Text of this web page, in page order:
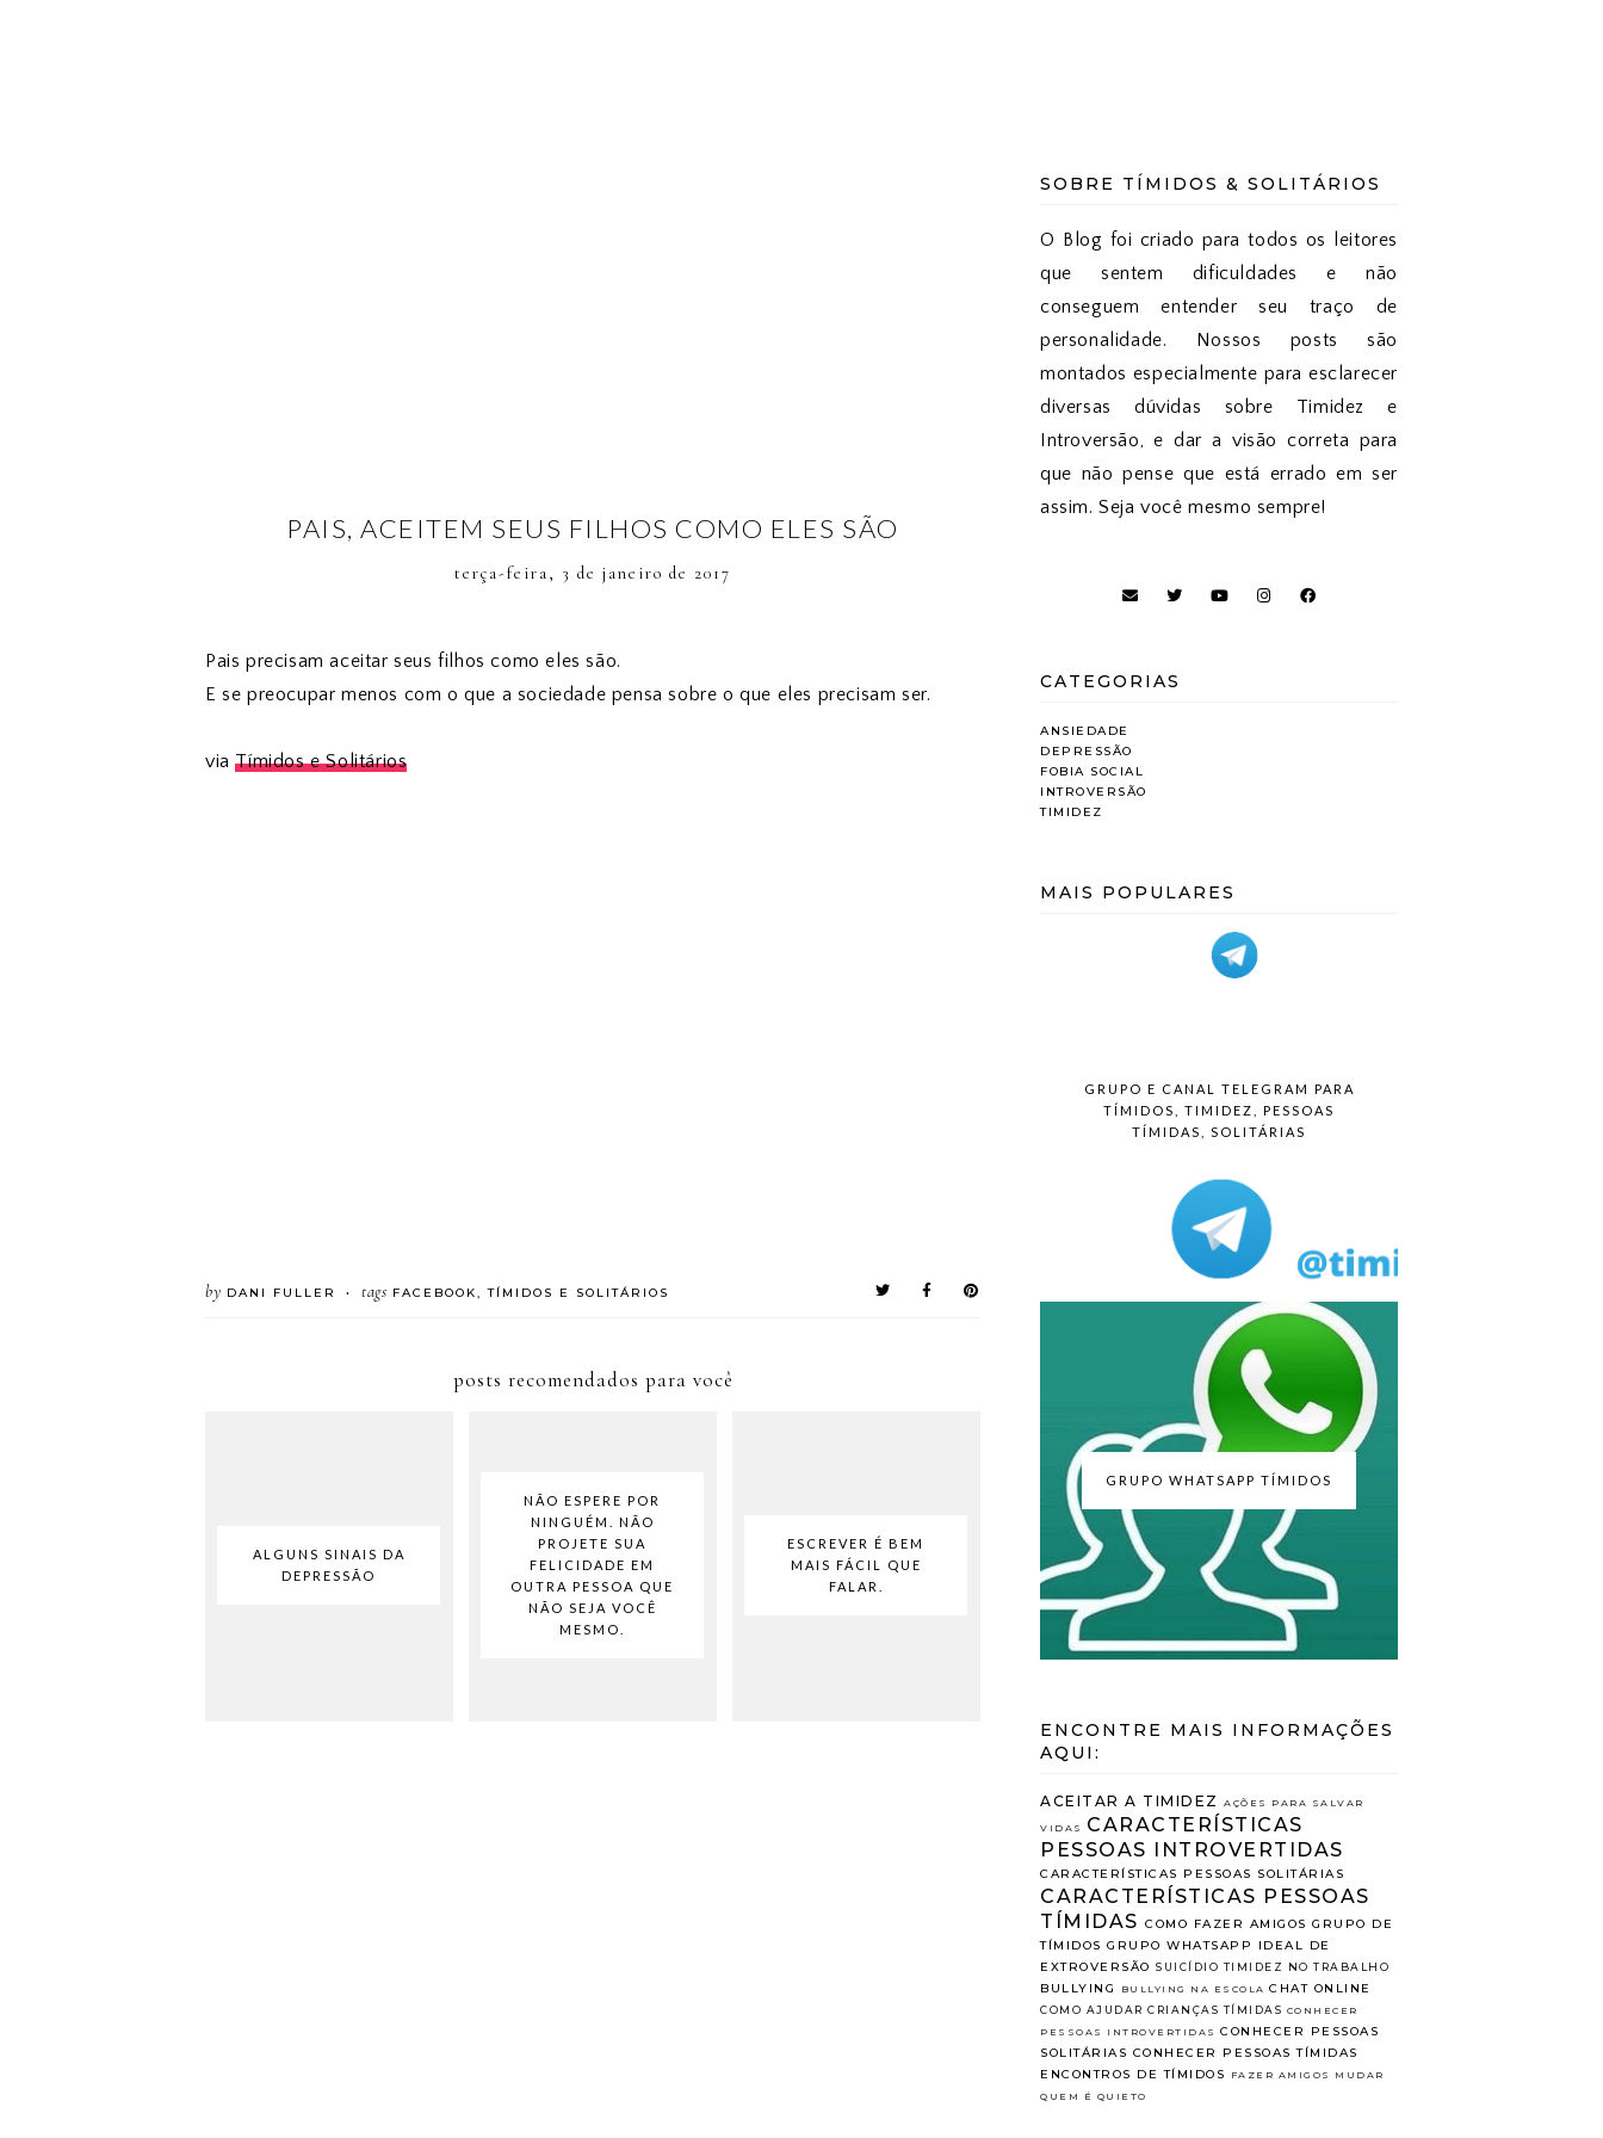
PAIS, ACEITEM SEUS FILHOS COMO ELES SÃO
terça-feira, 3 de janeiro de 2017
Pais precisam aceitar seus filhos como eles são.
E se preocupar menos com o que a sociedade pensa sobre o que eles precisam ser.
viaTímidos e Solitários
by DANI FULLER • tags FACEBOOK,TÍMIDOS E SOLITÁRIOS
posts recomendados para você
ALGUNS SINAIS DA
DEPRESSÃO
NÃO ESPERE POR
NINGUÉM. NÃO
PROJETE SUA
FELICIDADE EM
OUTRA PESSOA QUE
NÃO SEJA VOCÊ
MESMO.
ESCREVER É BEM
MAIS FÁCIL QUE
FALAR.
SOBRE TÍMIDOS & SOLITÁRIOS
O Blog foi criado para todos os leitores
que sentem dificuldades e não
conseguem entender seu traço de
personalidade. Nossos posts são
montados especialmente para esclarecer
diversas dúvidas sobre Timidez e
Introversão, e dar a visão correta para
que não pense que está errado em ser
assim. Seja você mesmo sempre!
CATEGORIAS
ANSIEDADE
DEPRESSÃO
FOBIA SOCIAL
INTROVERSÃO
TIMIDEZ
MAIS POPULARES
GRUPO E CANAL TELEGRAM PARA
TÍMIDOS, TIMIDEZ, PESSOAS
TÍMIDAS, SOLITÁRIAS
GRUPO WHATSAPP TÍMIDOS
ENCONTRE MAIS INFORMAÇÕES
AQUI:
ACEITAR A TIMIDEZ AÇÕES PARA SALVAR
VIDAS
CARACTERÍSTICAS
PESSOAS INTROVERTIDAS
CARACTERÍSTICAS PESSOAS SOLITÁRIAS
CARACTERÍSTICAS PESSOAS
TÍMIDAS COMO FAZER AMIGOS GRUPO DE
TÍMIDOS GRUPO WHATSAPP
IDEAL DE
EXTROVERSÃO SUICÍDIO TIMIDEZ NO TRABALHO
BULLYING BULLYING NA ESCOLA CHAT ONLINE
COMO AJUDAR CRIANÇAS TÍMIDAS CONHECER
PESSOAS INTROVERTIDAS CONHECER PESSOAS
SOLITÁRIAS CONHECER PESSOAS TÍMIDAS
ENCONTROS DE TÍMIDOS
FAZER AMIGOS
MUDAR
QUEM É QUIETO